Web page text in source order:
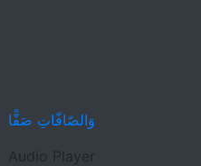
وَالصّافّاتِ صَفًّا
Audio Player